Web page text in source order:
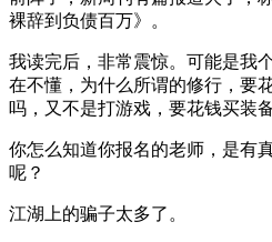
裸辞到负债百万》。
我读完后，非常震惊。可能是我
在不懂，为什么所谓的修行，要
吗，又不是打游戏，要花钱买装
你怎么知道你报名的老师，是有
呢？
江湖上的骗子太多了。